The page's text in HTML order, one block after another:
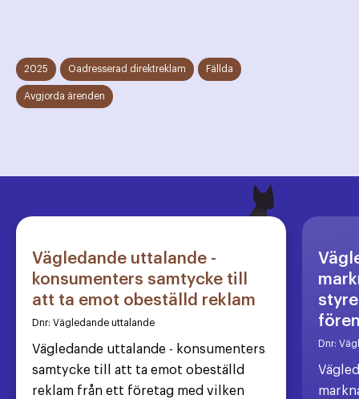
2025 Oadresserad direktreklam Fällda
Avgjorda ärenden
Vägledande uttalande -
konsumenters samtycke till
att ta emot obeställd reklam
Dnr: Vägledande uttalande
Vägledande uttalande - konsumenters
samtycke till att ta emot obeställd
reklam från ett företag med vilken
Dnr: